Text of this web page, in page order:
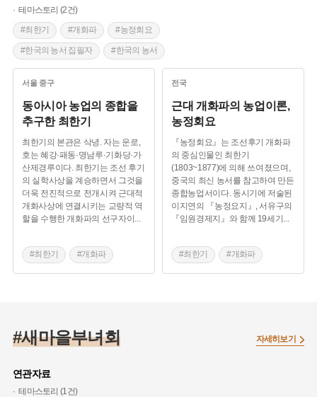
테마스토리 (2건)
#최한기
#개화파 #농정회요
#한국의 농서 집필자 #한국의 농서
서울 중구
동아시아 농업의 종합을
추구한 최한기
최한기의 본관은 삭녕. 자는 운로,
호는 혜강·패동·명남루·기화당·가
산제경루이다. 최한기는 조선 후기
의 실학사상을 계승하면서 그것을
더욱 전진적으로 전개시켜 근대적
개화사상에 연결시키는 교량적 역
할을 수행한 개화파의 선구자이
#최한기 #개화파
#농정회요
전국
근대 개화파의 농업이론,
농정회요
『농정회요』는 조선후기 개화파
의 중심인물인 최한기
(1803~1877)에 의해 쓰여졌으며,
중국의 최신 농서를 참고하여 만든
종합농업서이다. 동시기에 저술된
이지연의 『농정요지』, 서유구의
『임원경제지』와 함께 19세기
#최한기 #개화파
#농정회요 #한국의 농서
#새마을부녀회
연관자료
테마스토리 (1건)
자세히보기